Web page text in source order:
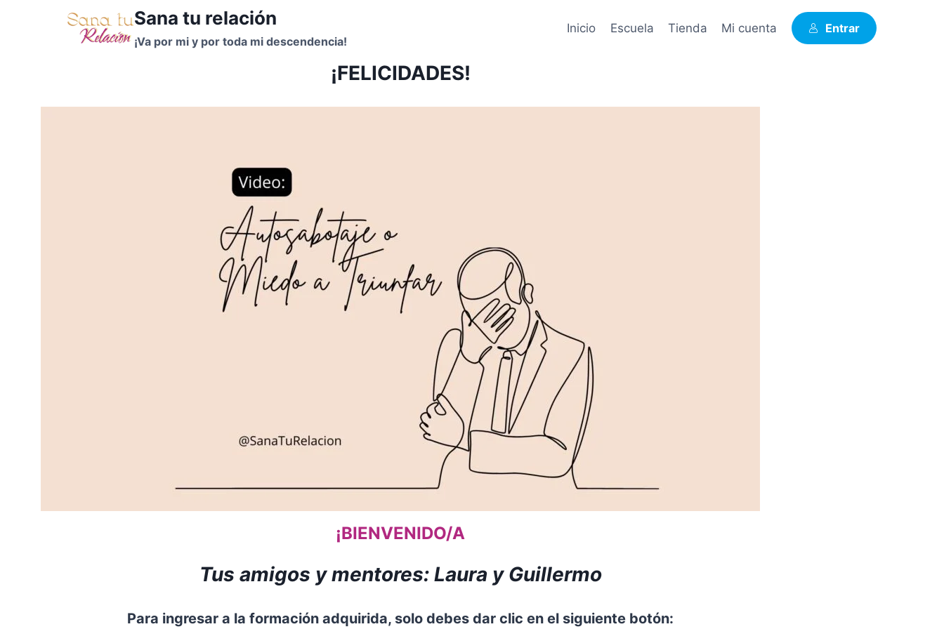
Sana tu relación
¡Va por mi y por toda mi descendencia!
Inicio Escuela Tienda Mi cuenta Entrar
¡FELICIDADES!
¡BIENVENIDO/A
Tus amigos y mentores: Laura y Guillermo
Para ingresar a la formación adquirida, solo debes dar clic en el siguiente botón: